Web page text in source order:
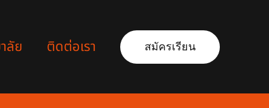
ลัย ติดต่อเรา สมัครเรียน